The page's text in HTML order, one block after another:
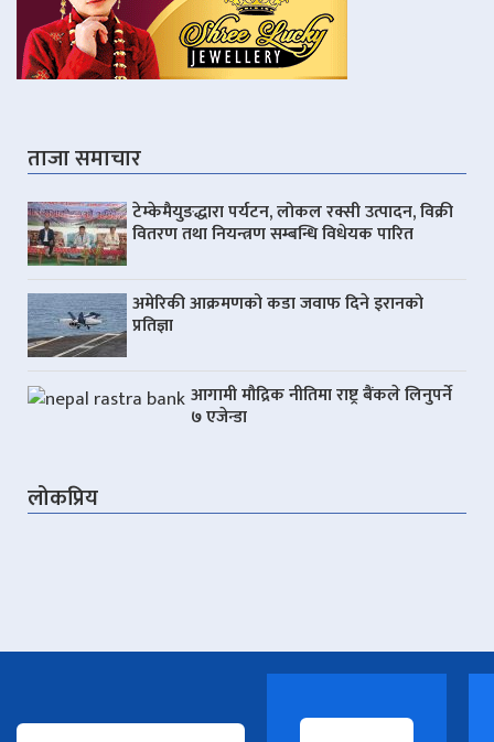
ताजा समाचार
टेम्केमैयुङद्धारा पर्यटन, लोकल रक्सी उत्पादन, विक्री
वितरण तथा नियन्त्रण सम्बन्धि विधेयक पारित
अमेरिकी आक्रमणको कडा जवाफ दिने इरानको
प्रतिज्ञा
आगामी मौद्रिक नीतिमा राष्ट्र बैंकले लिनुपर्ने
७ एजेन्डा
लोकप्रिय